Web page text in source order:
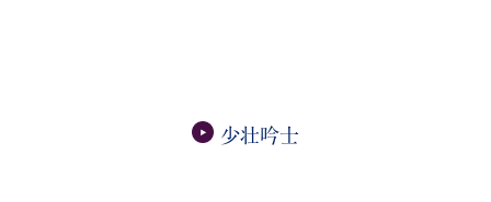
少壮吟士